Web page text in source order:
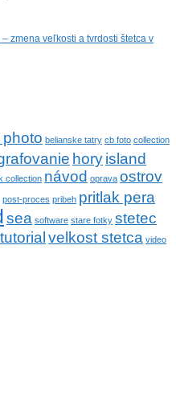
– zmena veľkosti a tvrdosti štetca v
belianske tatry cb foto collection
horyisland
collection návod oprava ostrov
post-proces pribeh pritlak pera
sea software stare fotky stetec
tutorial velkost stetca video